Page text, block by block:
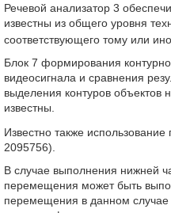
Речевой анализатор 3
известны из общего уровня
соответствующего тому или
Блок 7 формирования
видеосигнала и сравнения
выделения контуров
известны.
Известно также
2095756).
В случае выполнения нижней
перемещения может быть
перемещения в данном